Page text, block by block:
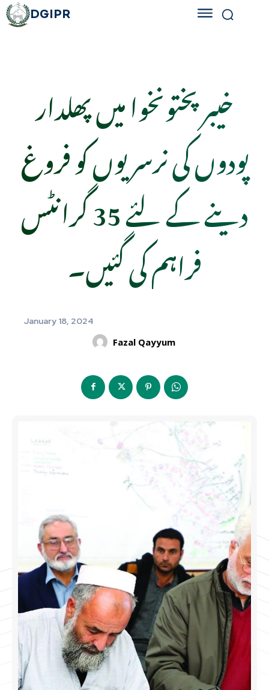
DGIPR
خیبر پختونخوا میں پھلدار
پودوں کی نرسریوں کو فروغ
دینے کے لئے 35 گرانٹس
فراہم کی گئیں۔
January 18, 2024
Fazal Qayyum